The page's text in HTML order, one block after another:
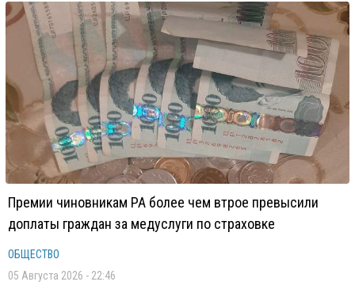
Премии чиновникам РА более чем втрое превысили
доплаты граждан за медуслуги по страховке
ОБЩЕСТВО
05 Августа 2026 - 22:46